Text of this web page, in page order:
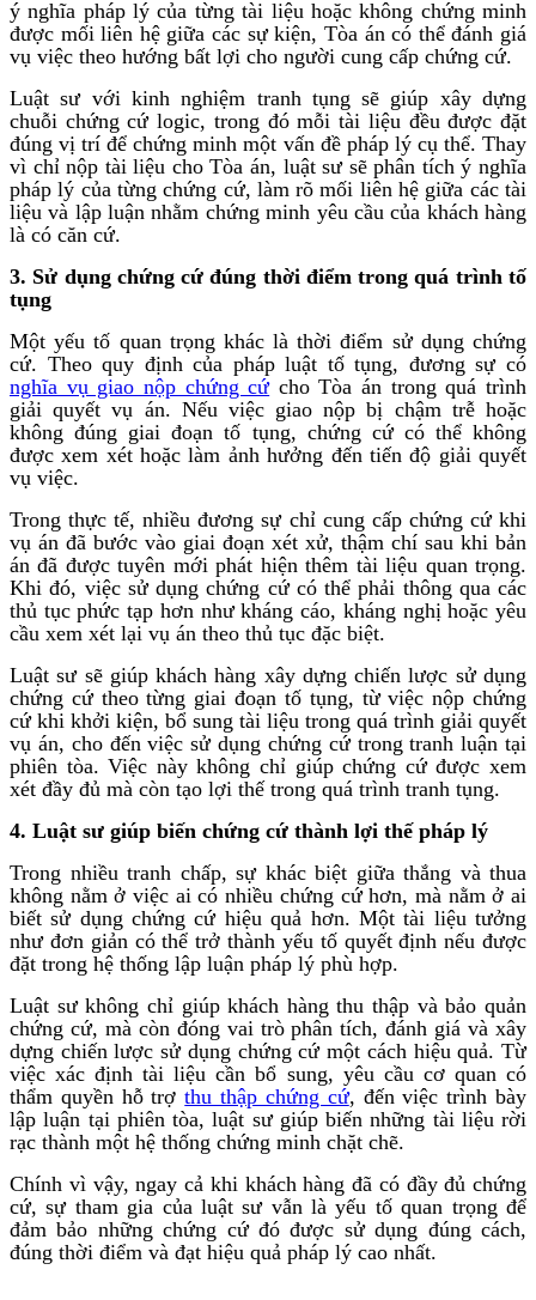
ý nghĩa pháp lý của từng tài liệu hoặc không chứng minh
được mối liên hệ giữa các sự kiện, Tòa án có thể đánh giá
vụ việc theo hướng bất lợi cho người cung cấp chứng cứ.
Luật sư với kinh nghiệm tranh tụng sẽ giúp xây dựng
chuỗi chứng cứ logic, trong đó mỗi tài liệu đều được đặt
đúng vị trí để chứng minh một vấn đề pháp lý cụ thể. Thay
vì chỉ nộp tài liệu cho Tòa án, luật sư sẽ phân tích ý nghĩa
pháp lý của từng chứng cứ, làm rõ mối liên hệ giữa các tài
liệu và lập luận nhằm chứng minh yêu cầu của khách hàng
là có căn cứ.
3. Sử dụng chứng cứ đúng thời điểm trong quá trình tố
tụng
Một yếu tố quan trọng khác là thời điểm sử dụng chứng
cứ. Theo quy định của pháp luật tố tụng, đương sự có
nghĩa vụ giao nộp chứng cứcho Tòa án trong quá trình
giải quyết vụ án. Nếu việc giao nộp bị chậm trễ hoặc
không đúng giai đoạn tố tụng, chứng cứ có thể không
được xem xét hoặc làm ảnh hưởng đến tiến độ giải quyết
vụ việc.
Trong thực tế, nhiều đương sự chỉ cung cấp chứng cứ khi
vụ án đã bước vào giai đoạn xét xử, thậm chí sau khi bản
án đã được tuyên mới phát hiện thêm tài liệu quan trọng.
Khi đó, việc sử dụng chứng cứ có thể phải thông qua các
thủ tục phức tạp hơn như kháng cáo, kháng nghị hoặc yêu
cầu xem xét lại vụ án theo thủ tục đặc biệt.
Luật sư sẽ giúp khách hàng xây dựng chiến lược sử dụng
chứng cứ theo từng giai đoạn tố tụng, từ việc nộp chứng
cứ khi khởi kiện, bổ sung tài liệu trong quá trình giải quyết
vụ án, cho đến việc sử dụng chứng cứ trong tranh luận tại
phiên tòa. Việc này không chỉ giúp chứng cứ được xem
xét đầy đủ mà còn tạo lợi thế trong quá trình tranh tụng.
4. Luật sư giúp biến chứng cứ thành lợi thế pháp lý
Trong nhiều tranh chấp, sự khác biệt giữa thắng và thua
không nằm ở việc ai có nhiều chứng cứ hơn, mà nằm ở ai
biết sử dụng chứng cứ hiệu quả hơn. Một tài liệu tưởng
như đơn giản có thể trở thành yếu tố quyết định nếu được
đặt trong hệ thống lập luận pháp lý phù hợp.
Luật sư không chỉ giúp khách hàng thu thập và bảo quản
chứng cứ, mà còn đóng vai trò phân tích, đánh giá và xây
dựng chiến lược sử dụng chứng cứ một cách hiệu quả. Từ
việc xác định tài liệu cần bổ sung, yêu cầu cơ quan có
thẩm quyền hỗ trợthu thập chứng cứ, đến việc trình bày
lập luận tại phiên tòa, luật sư giúp biến những tài liệu rời
rạc thành một hệ thống chứng minh chặt chẽ.
Chính vì vậy, ngay cả khi khách hàng đã có đầy đủ chứng
cứ, sự tham gia của luật sư vẫn là yếu tố quan trọng để
đảm bảo những chứng cứ đó được sử dụng đúng cách,
đúng thời điểm và đạt hiệu quả pháp lý cao nhất.